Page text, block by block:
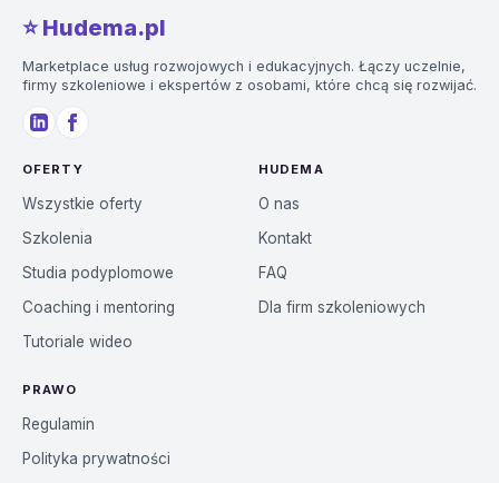
⭐️ Hudema.pl
Marketplace usług rozwojowych i edukacyjnych. Łączy uczelnie,
firmy szkoleniowe i ekspertów z osobami, które chcą się rozwijać.
OFERTY
Wszystkie oferty
Szkolenia
Studia podyplomowe
Coaching i mentoring
Tutoriale wideo
HUDEMA
O nas
Kontakt
FAQ
Dla firm szkoleniowych
PRAWO
Regulamin
Polityka prywatności